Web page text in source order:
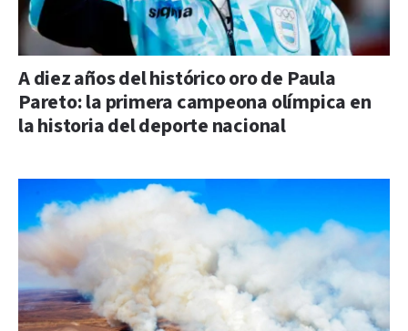
A diez años del histórico oro de Paula
Pareto: la primera campeona olímpica en
la historia del deporte nacional